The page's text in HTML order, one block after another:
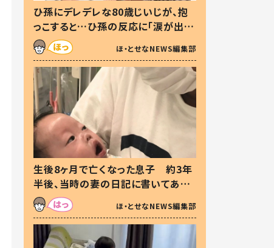
ひ孫にデレデレな80歳じいじが、抱
っこすると…ひ孫の反応に「涙が出ま
した」「可愛くて仕方ない」
ほ・とせなNEWS編集部
生後8ヶ月で亡くなった息子 約3年
半後、当時の妻の日記に書いてあっ
た本音とは
ほ・とせなNEWS編集部